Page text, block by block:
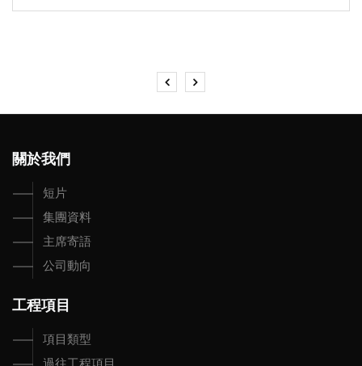
關於我們
短片
集團資料
主席寄語
公司動向
工程項目
項目類型